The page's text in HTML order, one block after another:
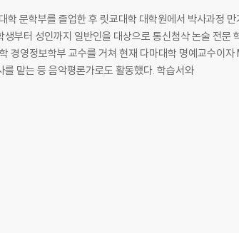
관
져 시야가 좁다 | 즉흥적이고 단편적으로만 사고한다 | 현
학 문학부를 졸업한 후 릿쿄대학 대학원에서 박사과정
부터 성인까지 일반인을 대상으로 통신첨삭 논술 전문
경영정보학부 교수를 거쳐 현재 다마대학 명예교수이
를 맡는 등 음악평론가로도 활동했다. 학습서와